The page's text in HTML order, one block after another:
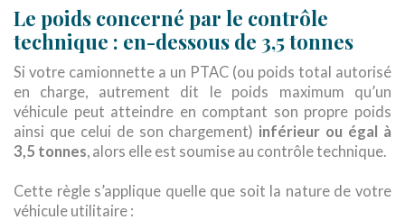
Le poids concerné par le contrôle
technique : en-dessous de 3,5 tonnes
Si votre camionnette a un PTAC (ou poids total autorisé
en charge, autrement dit le poids maximum qu’un
véhicule peut atteindre en comptant son propre poids
ainsi que celui de son chargement) inférieur ou égal à
3,5 tonnes, alors elle est soumise au contrôle technique.
Cette règle s’applique quelle que soit la nature de votre
véhicule utilitaire :